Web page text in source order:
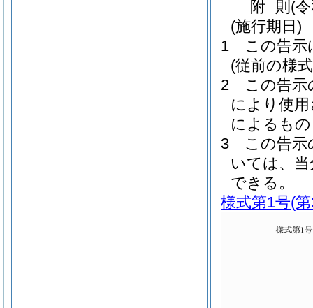
附 則 (
(施行期日)
1
この告示
(従前の様
2
この告示
により使
によるも
3
この告示
いては、
できる。
様式第1号(